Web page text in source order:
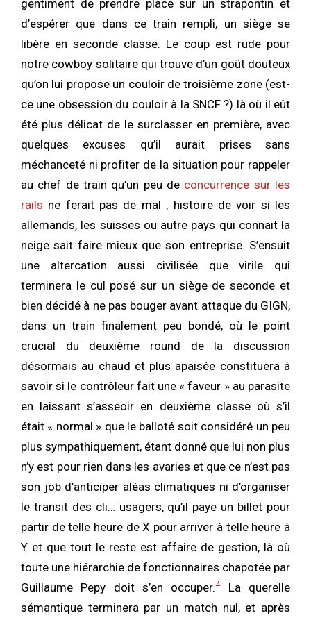
gentiment de prendre place sur un strapontin et
d’espérer que dans ce train rempli, un siège se
libère en seconde classe. Le coup est rude pour
notre cowboy solitaire qui trouve d’un goût douteux
qu’on lui propose un couloir de troisième zone (est-
ce une obsession du couloir à la SNCF ?) là où il eût
été plus délicat de le surclasser en première, avec
quelques excuses qu’il aurait prises sans
méchanceté ni profiter de la situation pour rappeler
au chef de train qu’un peu de concurrence sur les
rails ne ferait pas de mal , histoire de voir si les
allemands, les suisses ou autre pays qui connait la
neige sait faire mieux que son entreprise. S’ensuit
une altercation aussi civilisée que virile qui
terminera le cul posé sur un siège de seconde et
bien décidé à ne pas bouger avant attaque du GIGN,
dans un train finalement peu bondé, où le point
crucial du deuxième round de la discussion
désormais au chaud et plus apaisée constituera à
savoir si le contrôleur fait une « faveur » au parasite
en laissant s’asseoir en deuxième classe où s’il
était « normal » que le balloté soit considéré un peu
plus sympathiquement, étant donné que lui non plus
n’y est pour rien dans les avaries et que ce n’est pas
son job d’anticiper aléas climatiques ni d’organiser
le transit des cli… usagers, qu’il paye un billet pour
partir de telle heure de X pour arriver à telle heure à
Y et que tout le reste est affaire de gestion, là où
toute une hiérarchie de fonctionnaires chapotée par
Guillaume Pepy doit s’en occuper.4La querelle
sémantique terminera par un match nul, et après